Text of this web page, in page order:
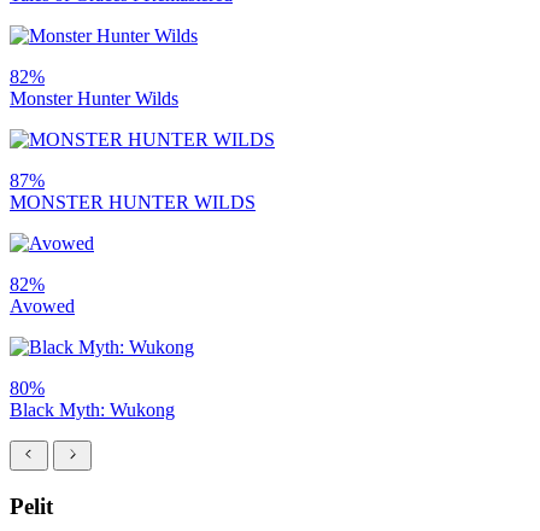
82%
Monster Hunter Wilds
87%
MONSTER HUNTER WILDS
82%
Avowed
80%
Black Myth: Wukong
Pelit